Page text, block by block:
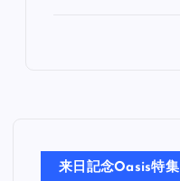
来日記念Oasis特集